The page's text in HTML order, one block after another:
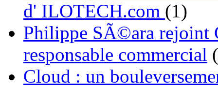
d' ILOTECH.com (1)
Philippe SÃ©ara rejoint
responsable commercial
Cloud : un